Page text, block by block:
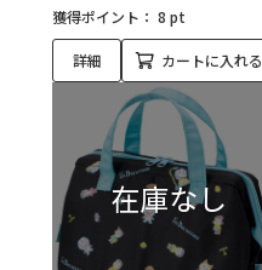
獲得ポイント： 8 pt
詳細 カートに入れる